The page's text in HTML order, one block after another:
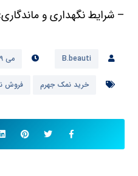
– شرایط نگهداری و
B.beauti می ۲۹, ۲۰۲۱
خرید نمک جهرم فروش